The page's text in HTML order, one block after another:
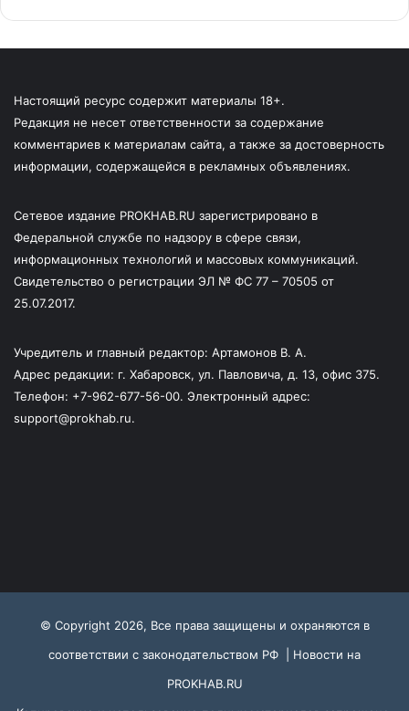
Настоящий ресурс содержит материалы 18+.
Редакция не несет ответственности за содержание
комментариев к материалам сайта, а также за достоверность
информации, содержащейся в рекламных объявлениях.
Сетевое издание PROKHAB.RU зарегистрировано в
Федеральной службе по надзору в сфере связи,
информационных технологий и массовых коммуникаций.
Свидетельство о регистрации ЭЛ № ФС 77 – 70505 от
25.07.2017.
Учредитель и главный редактор: Артамонов В. А.
Адрес редакции: г. Хабаровск, ул. Павловича, д. 13, офис 375.
Телефон: +7-962-677-56-00. Электронный адрес:
support@prokhab.ru.
© Copyright 2026, Все права защищены и охраняются в
соответствии с законодательством РФ | Новости на
PROKHAB.RU